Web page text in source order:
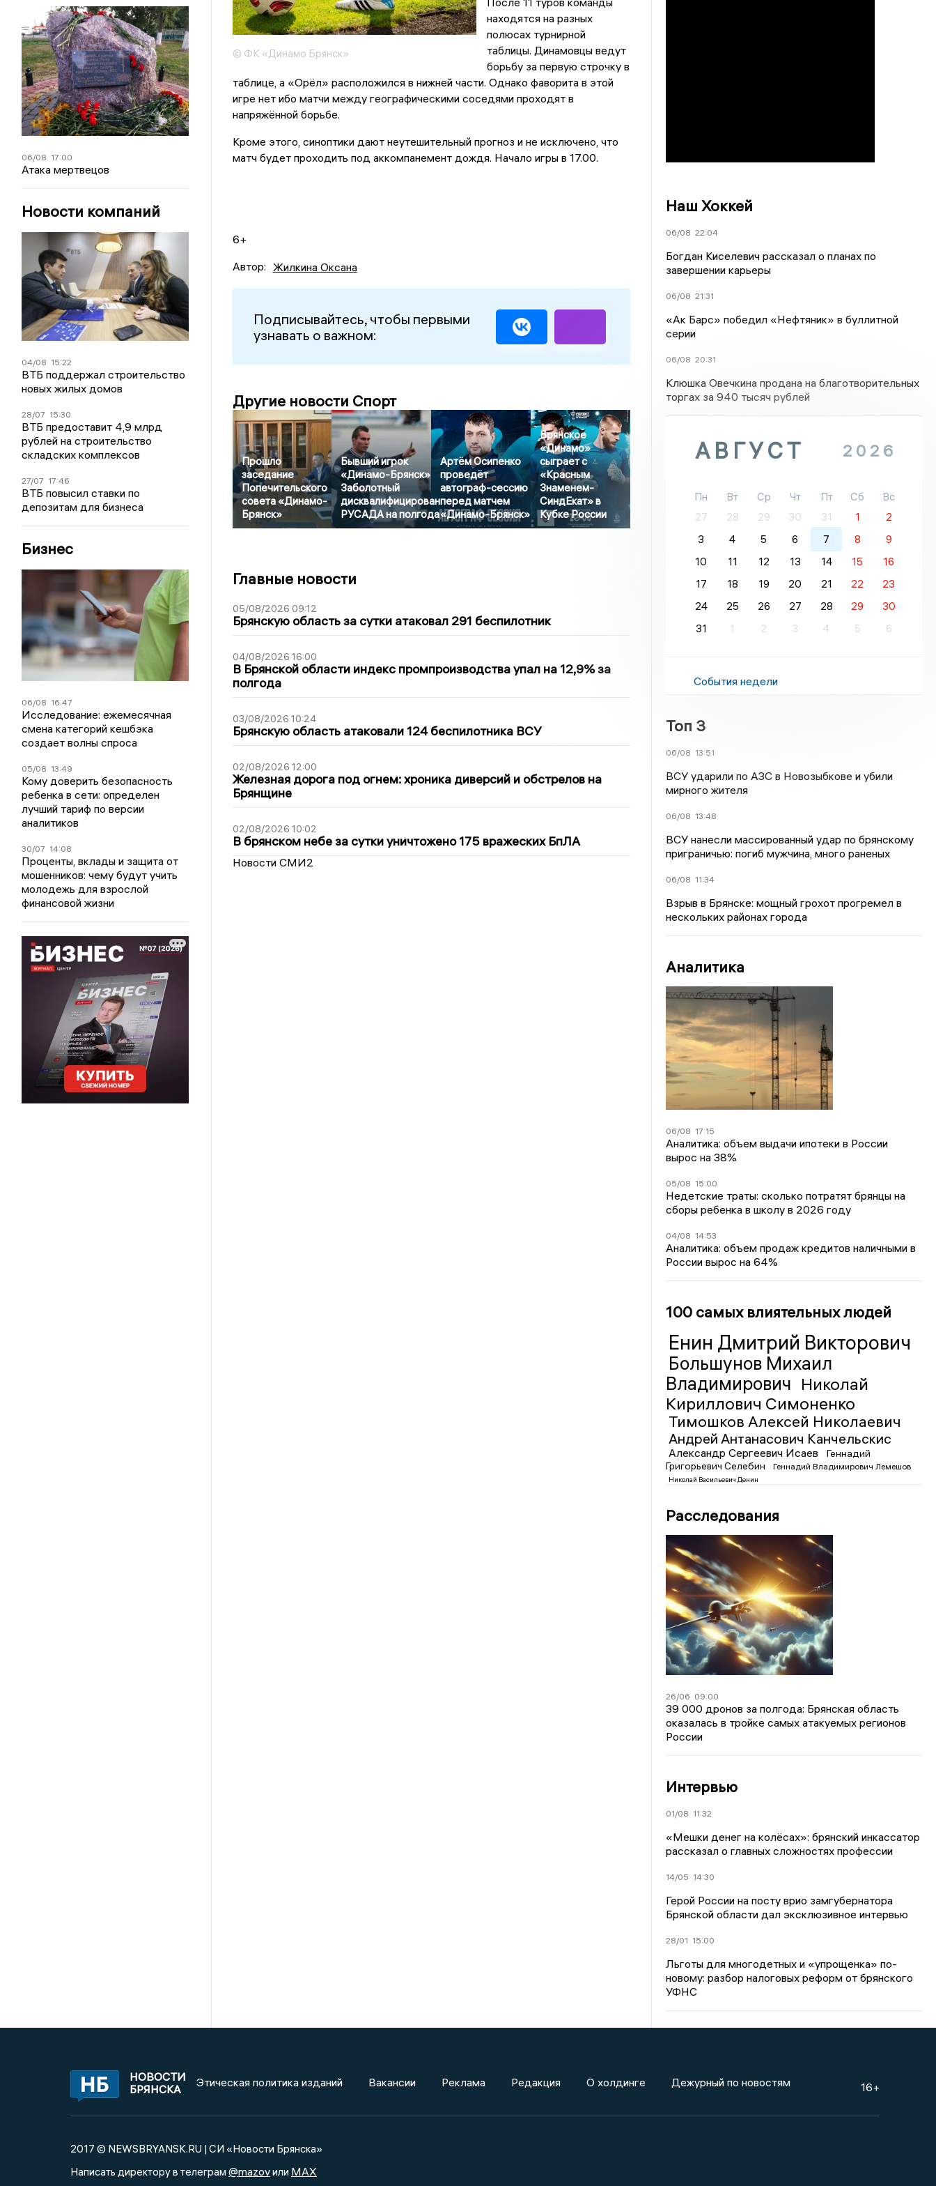
06/08 17:00
Атака мертвецов
Новости компаний
04/08 15:22
ВТБ поддержал строительство
новых жилых домов
28/07 15:30
ВТБ предоставит 4,9 млрд
рублей на строительство
складских комплексов
27/07 17:46
ВТБ повысил ставки по
депозитам для бизнеса
Бизнес
06/08 16:47
Исследование: ежемесячная
смена категорий кешбэка
создает волны спроса
05/08 13:49
Кому доверить безопасность
ребенка в сети: определен
лучший тариф по версии
аналитиков
30/07 14:08
Проценты, вклады и защита от
мошенников: чему будут учить
молодежь для взрослой
финансовой жизни
© ФК «Динамо Брянск»
находятся на разных
полюсах турнирной
таблицы. Динамовцы ведут
борьбу за первую строчку в
таблице, а «Орёл» расположился в нижней части. Однако фаворита в этой
игре нет ибо матчи между географическими соседями проходят в
напряжённой борьбе.
Кроме этого, синоптики дают неутешительный прогноз и не исключено, что
матч будет проходить под аккомпанемент дождя. Начало игры в 17.00.
6+
Автор: Жилкина Оксана
Подписывайтесь, чтобы первыми
узнавать о важном:
Другие новости Спорт
Прошло
заседание
Попечительского
совета «Динамо-
Брянск»
Бывший игрок
«Динамо-Брянск»
Заболотный
дисквалифицирован
РУСАДА на полгода
Артём Осипенко
проведёт
автограф-сессию
перед матчем
«Динамо-Брянск»
Брянское
«Динамо»
сыграет с
«Красным
Знаменем-
СиндЕкат» в
Кубке России
Главные новости
05/08/2026 09:12
Брянскую область за сутки атаковал 291 беспилотник
04/08/2026 16:00
В Брянской области индекс промпроизводства упал на 12,9% за
полгода
03/08/2026 10:24
Брянскую область атаковали 124 беспилотника ВСУ
02/08/2026 12:00
Железная дорога под огнем: хроника диверсий и обстрелов на
Брянщине
02/08/2026 10:02
В брянском небе за сутки уничтожено 175 вражеских БпЛА
Новости СМИ2
Наш Хоккей
06/08 22:04
Богдан Киселевич рассказал о планах по
завершении карьеры
06/08 21:31
«Ак Барс» победил «Нефтяник» в буллитной
серии
06/08 20:31
Клюшка Овечкина продана на благотворительных
торгах за 940 тысяч рублей
АВГУСТ 2026
Пн Вт Ср Чт Пт Сб
Вс
27
28 29 30 31 1
2
3
4 5 6 7 8
9
10
11 12 13 14 15
16
17
18 19 20 21 22
23
24
25 26 27 28 29
30
31
1 2 3 4 5 6
События недели
Топ 3
06/08 13:51
ВСУ ударили по АЗС в Новозыбкове и убили
мирного жителя
06/08 13:48
ВСУ нанесли массированный удар по брянскому
приграничью: погиб мужчина, много раненых
06/08 11:34
Взрыв в Брянске: мощный грохот прогремел в
нескольких районах города
Аналитика
06/08 17:15
Аналитика: объем выдачи ипотеки в России
вырос на 38%
05/08 15:00
Недетские траты: сколько потратят брянцы на
сборы ребенка в школу в 2026 году
04/08 14:53
Аналитика: объем продаж кредитов наличными в
России вырос на 64%
100 самых влиятельных людей
Енин Дмитрий Викторович
Большунов Михаил
Владимирович Николай
Кириллович Симоненко
Тимошков Алексей Николаевич
Андрей Антанасович Канчельскис
Александр Сергеевич Исаев
Геннадий
Григорьевич Селебин
Геннадий Владимирович Лемешов
Николай Васильевич Денин
Расследования
26/06 09:00
39 000 дронов за полгода: Брянская область
оказалась в тройке самых атакуемых регионов
России
Интервью
01/08 11:32
«Мешки денег на колёсах»: брянский инкассатор
рассказал о главных сложностях профессии
14/05 14:30
Герой России на посту врио замгубернатора
Брянской области дал эксклюзивное интервью
28/01 15:00
Льготы для многодетных и «упрощенка» по-
новому: разбор налоговых реформ от брянского
УФНС
НОВОСТИ
БРЯНСКА
Этическая политика изданий Вакансии Реклама Редакция О холдинге Дежурный по новостям 16+
2017 © NEWSBRYANSK.RU | СИ «Новости Брянска»
Написать директору в телеграм @mazovили MAX